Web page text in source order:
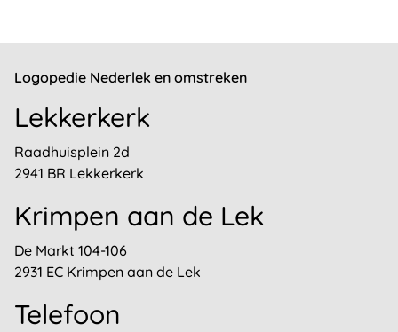
Logopedie Nederlek en omstreken
Lekkerkerk
Raadhuisplein 2d
2941 BR Lekkerkerk
Krimpen aan de Lek
De Markt 104-106
2931 EC Krimpen aan de Lek
Telefoon